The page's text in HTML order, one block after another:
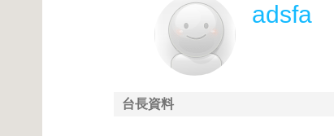
adsfa
台長資料